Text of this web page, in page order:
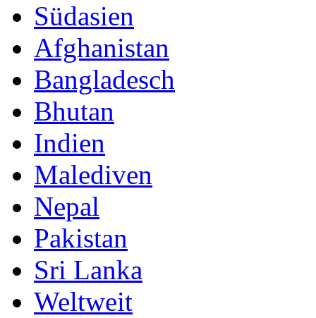
Südasien
Afghanistan
Bangladesch
Bhutan
Indien
Malediven
Nepal
Pakistan
Sri Lanka
Weltweit